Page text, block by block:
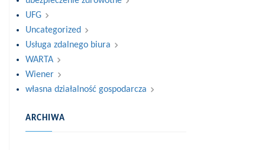
UFG
Uncategorized
Usługa zdalnego biura
WARTA
Wiener
własna działalność gospodarcza
ARCHIWA